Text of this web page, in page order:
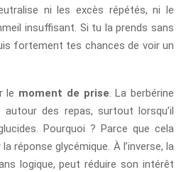
ni les excès répétés, ni le
insuffisant. Si tu la prends sans
fortement tes chances de voir un
le moment de prise. La berbérine
des repas, surtout lorsqu’il
Pourquoi ? Parce que cela
réponse glycémique. À l’inverse, la
logique, peut réduire son intérêt